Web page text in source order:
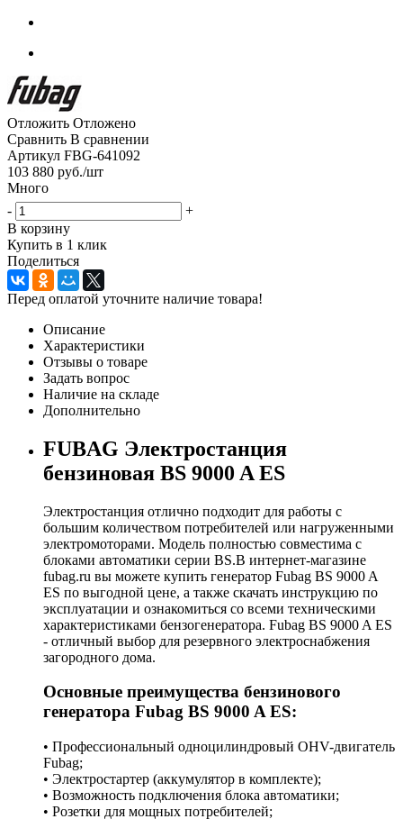
Отложить Отложено
Сравнить В сравнении
Артикул FBG-641092
103 880 руб./шт
Много
-
+
В корзину
Купить в 1 клик
Поделиться
Перед оплатой уточните наличие товара!
Описание
Характеристики
Отзывы о товаре
Задать вопрос
Наличие на складе
Дополнительно
FUBAG Электростанция
бензиновая BS 9000 A ES
Электростанция отлично подходит для работы с
большим количеством потребителей или нагруженными
электромоторами. Модель полностью совместима с
блоками автоматики серии BS.В интернет-магазине
fubag.ru вы можете купить генератор Fubag BS 9000 A
ES по выгодной цене, а также скачать инструкцию по
эксплуатации и ознакомиться со всеми техническими
характеристиками бензогенератора. Fubag BS 9000 A ES
- отличный выбор для резервного электроснабжения
загородного дома.
Основные преимущества бензинового
генератора Fubag BS 9000 A ES:
• Профессиональный одноцилиндровый OHV-двигатель
Fubag;
• Электростартер (аккумулятор в комплекте);
• Возможность подключения блока автоматики;
• Розетки для мощных потребителей;